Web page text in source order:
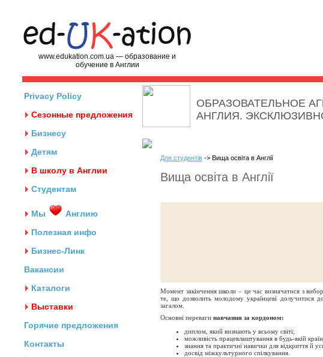
www.edukation.com.ua — образование и
обучение в Англии
Privacy Policy
Сезонные предложения
Бизнесу
Детям
В школу в Англии
Студентам
Мы
Англию
Полезная инфо
Бизнес-Линк
Вакансии
Каталоги
Выставки
Горячие предложения
Контакты
ОБРАЗОВАТЕЛЬНОЕ
АНГЛИЯ.
Для студентів -> Вища освіта в Англії
Вища освіта в Англії
Момент закінчення школи – це час визначатися з
те, що дозволить молодому українцеві долучитися
загалом.
Основні переваги навчання за кордоном:
диплом, який визнають у всьому світі;
можливість працевлаштування в будь-якій
знання та практичні навички для відкриття й
досвід міжкультурного спілкування.